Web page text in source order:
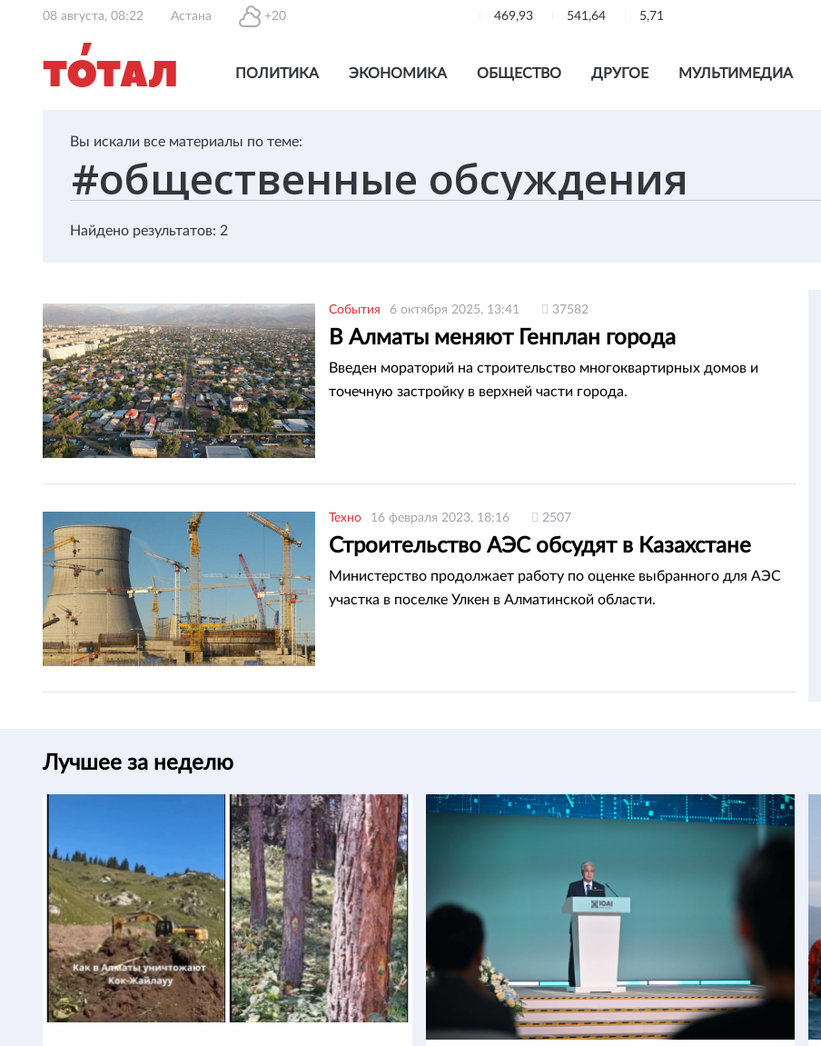
08 августа, 08:22 Астана +20 469,93 541,64 5,71
ПОЛИТИКА ЭКОНОМИКА ОБЩЕСТВО ДРУГОЕ МУЛЬТИМЕДИА
Вы искали все материалы по теме:
Найдено результатов: 2
События 6 октября 2025, 13:41 37582
В Алматы меняют Генплан города
Введен мораторий на строительство многоквартирных домов и
точечную застройку в верхней части города.
Техно 16 февраля 2023, 18:16 2507
Строительство АЭС обсудят в Казахстане
Министерство продолжает работу по оценке выбранного для АЭС
участка в поселке Улкен в Алматинской области.
Лучшее за неделю